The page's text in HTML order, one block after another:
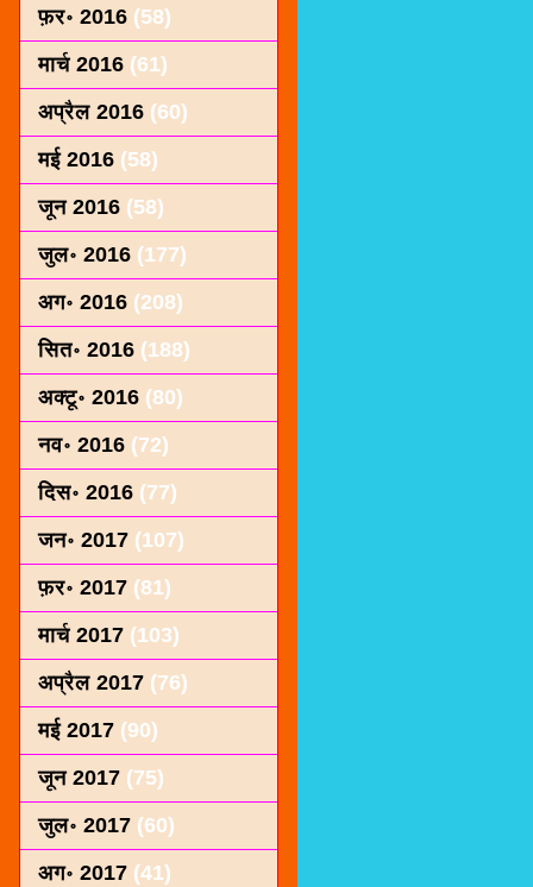
फ़र॰ 2016 (58)
मार्च 2016 (61)
अप्रैल 2016 (60)
मई 2016 (58)
जून 2016 (58)
जुल॰ 2016 (177)
अग॰ 2016 (208)
सित॰ 2016 (188)
अक्टू॰ 2016 (80)
नव॰ 2016 (72)
दिस॰ 2016 (77)
जन॰ 2017 (107)
फ़र॰ 2017 (81)
मार्च 2017 (103)
अप्रैल 2017 (76)
मई 2017 (90)
जून 2017 (75)
जुल॰ 2017 (60)
अग॰ 2017 (41)